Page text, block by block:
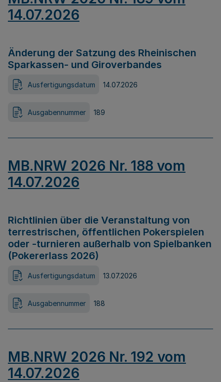
14.07.2026
Änderung der Satzung des Rheinischen
Sparkassen- und Giroverbandes
Ausfertigungsdatum 14.07.2026
Ausgabennummer 189
MB.NRW 2026 Nr. 188 vom
14.07.2026
Richtlinien über die Veranstaltung von
terrestrischen, öffentlichen Pokerspielen
oder -turnieren außerhalb von Spielbanken
(Pokererlass 2026)
Ausfertigungsdatum 13.07.2026
Ausgabennummer 188
MB.NRW 2026 Nr. 192 vom
14.07.2026